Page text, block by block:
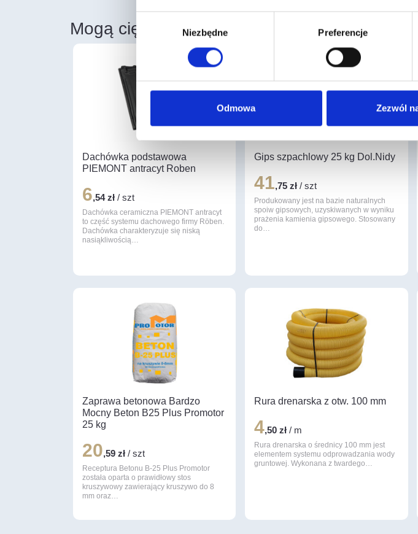
zgody
Niezbędne Preferencje
Odmowa Zezwól
Mogą cię również zainteresować
Dachówka podstawowa
PIEMONT antracyt Roben
6,54 zł / szt
Dachówka ceramiczna PIEMONT antracyt
to część systemu dachowego firmy Röben.
Dachówka charakteryzuje się niską
nasiąkliwością…
Gips szpachlowy 25 kg Dol.Nidy
41,75 zł / szt
Produkowany jest na bazie naturalnych
spoiw gipsowych, uzyskiwanych w wyniku
prażenia kamienia gipsowego. Stosowany
do…
Zaprawa betonowa Bardzo
Mocny Beton B25 Plus Promotor
25 kg
20,59 zł / szt
Receptura Betonu B-25 Plus Promotor
została oparta o prawidłowy stos
kruszywowy zawierający kruszywo do 8
mm oraz…
Rura drenarska z otw. 100 mm
4,50 zł / m
Rura drenarska o średnicy 100 mm jest
elementem systemu odprowadzania wody
gruntowej. Wykonana z twardego…